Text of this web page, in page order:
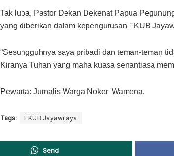
Tak lupa, Pastor Dekan Dekenat Papua
yang diberikan dalam kepengurusan FKUB
“Sesungguhnya saya pribadi dan teman-teman
Kiranya Tuhan yang maha kuasa senantiasa
Pewarta: Jurnalis Warga Noken Wamena.
Tags: FKUB Jayawijaya
Send